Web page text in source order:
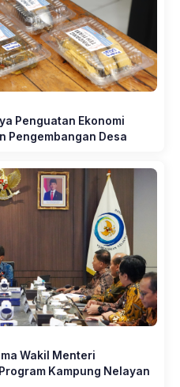
Penguatan Ekonomi
Pengembangan Desa
Wakil Menteri
Kampung Nelayan